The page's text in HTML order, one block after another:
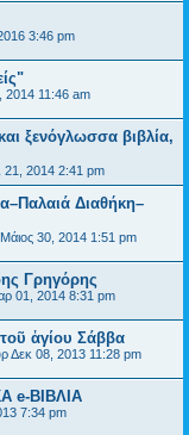
3:46 pm
2014 11:46 am
ξενόγλωσσα βιβλία,
21, 2014 2:41 pm
Διαθήκη–
30, 2014 1:51 pm
Γρηγόρης
01, 2014 8:31 pm
ἁγίου Σάββα
Δεκ 08, 2013 11:28 pm
e-ΒΙΒΛΙΑ
7:34 pm